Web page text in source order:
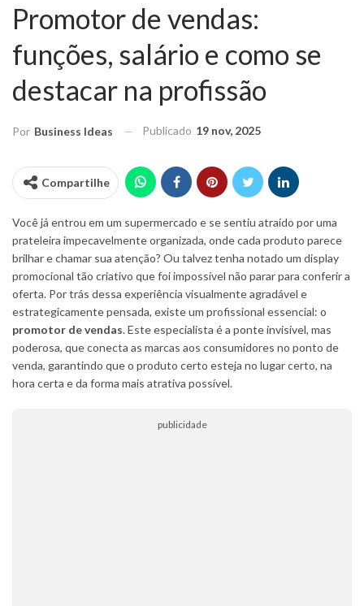
Promotor de vendas:
funções, salário e como se
destacar na profissão
Por Business Ideas Publicado 19 nov, 2025
Compartilhe
Você já entrou em um supermercado e se sentiu atraído por uma
prateleira impecavelmente organizada, onde cada produto parece
brilhar e chamar sua atenção? Ou talvez tenha notado um display
promocional tão criativo que foi impossível não parar para conferir a
oferta. Por trás dessa experiência visualmente agradável e
estrategicamente pensada, existe um profissional essencial: o
promotor de vendas. Este especialista é a ponte invisível, mas
poderosa, que conecta as marcas aos consumidores no ponto de
venda, garantindo que o produto certo esteja no lugar certo, na
hora certa e da forma mais atrativa possível.
publicidade